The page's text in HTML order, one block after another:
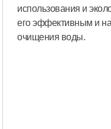
использования и
его эффективным и
очищения воды.